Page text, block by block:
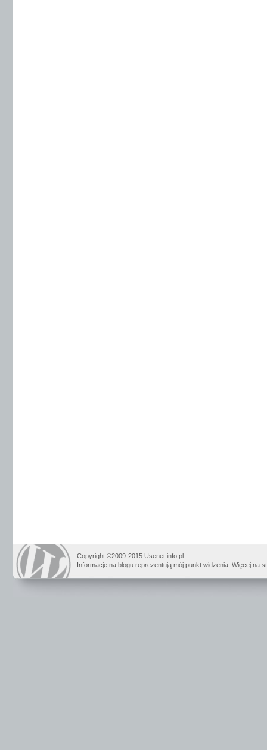
Copyright ©2009-2015 Usenet.info.pl
Informacje na blogu reprezentują mój punkt widzenia. Więcej na